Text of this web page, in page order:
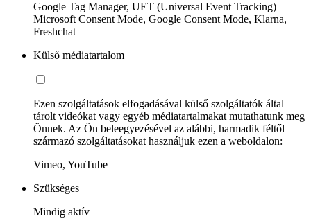
Google Tag Manager, UET (Universal Event Tracking)
Microsoft Consent Mode, Google Consent Mode, Klarna,
Freshchat
Külső médiatartalom
Ezen szolgáltatások elfogadásával külső szolgáltatók által
tárolt videókat vagy egyéb médiatartalmakat mutathatunk meg
Önnek. Az Ön beleegyezésével az alábbi, harmadik féltől
származó szolgáltatásokat használjuk ezen a weboldalon:
Vimeo, YouTube
Szükséges
Mindig aktív